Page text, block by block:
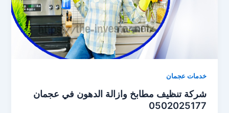
خدمات عجمان
شركة تنظيف مطابخ وازالة الدهون في عجمان
0502025177